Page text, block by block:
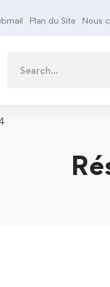
Plan du Site Nous